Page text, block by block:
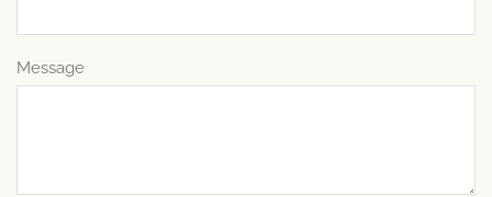
Message